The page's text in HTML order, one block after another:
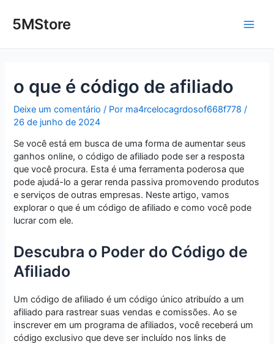
para5MStore
o que é código de afiliado
Deixe um comentário / Por ma4rcelocagrdosof668f778/
26 de junho de 2024
Se você está em busca de uma forma de aumentar seus
ganhos online, o código de afiliado pode ser a resposta
que você procura. Esta é uma ferramenta poderosa que
pode ajudá-lo a gerar renda passiva promovendo produtos
e serviços de outras empresas. Neste artigo, vamos
explorar o que é um código de afiliado e como você pode
lucrar com ele.
Descubra o Poder do Código de
Afiliado
Um código de afiliado é um código único atribuído a um
afiliado para rastrear suas vendas e comissões. Ao se
inscrever em um programa de afiliados, você receberá um
código exclusivo que deve ser incluído nos links de
navigation